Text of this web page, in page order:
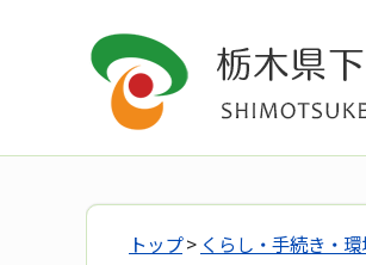
トップ> くらし・手続き・